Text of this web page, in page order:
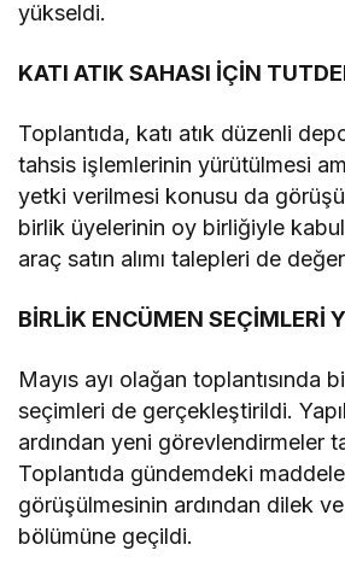
yükseldi.
KATI ATIK SAHASI İÇİN
Toplantıda, katı atık düzenli
tahsis işlemlerinin yürütülmesi
yetki verilmesi konusu da
birlik üyelerinin oy birliğiyle
araç satın alımı talepleri de
BİRLİK ENCÜMEN SEÇİMLERİ
Mayıs ayı olağan toplantısında
seçimleri de gerçekleştirildi.
ardından yeni görevlendirmeler
Toplantıda gündemdeki
görüşülmesinin ardından dilek
bölümüne geçildi.